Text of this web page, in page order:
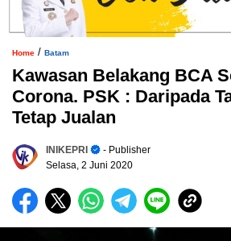
Home / Batam
Kawasan Belakang BCA
Corona. PSK : Daripada
Tetap Jualan
INIKEPRI
- Publisher
Selasa, 2 Juni 2020